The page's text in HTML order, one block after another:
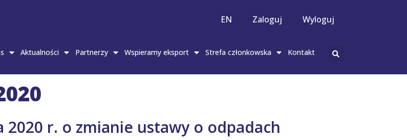
EN Zaloguj Wyloguj
Aktualności Partnerzy Wspieramy eksport Strefa członkowska Kontakt
2020 r. o zmianie ustawy o odpadach